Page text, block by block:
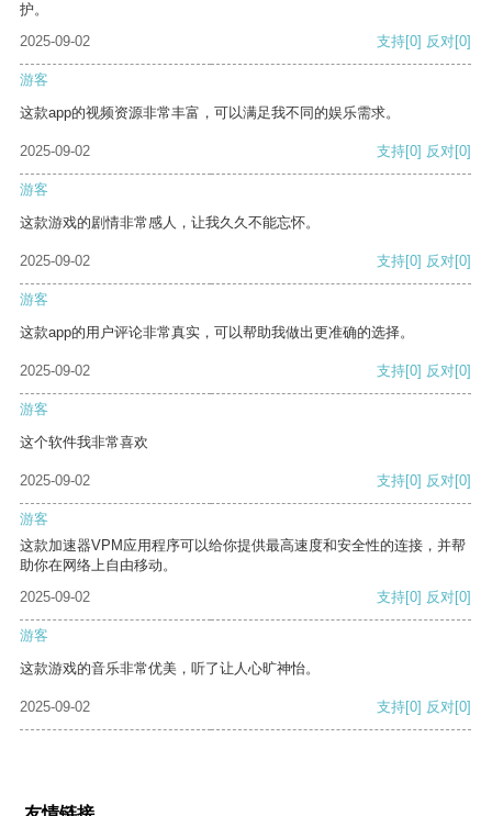
护。
2025-09-02
支持[0] 反对[0]
游客
这款app的视频资源非常丰富，可以满足我不同的娱乐需求。
2025-09-02 支持[0] 反对[0]
游客
这款游戏的剧情非常感人，让我久久不能忘怀。
2025-09-02 支持[0] 反对[0]
游客
这款app的用户评论非常真实，可以帮助我做出更准确的选择。
2025-09-02 支持[0] 反对[0]
游客
这个软件我非常喜欢
2025-09-02 支持[0] 反对[0]
游客
这款加速器VPM应用程序可以给你提供最高速度和安全性的连接，并帮
助你在网络上自由移动。
2025-09-02
支持[0] 反对[0]
游客
这款游戏的音乐非常优美，听了让人心旷神怡。
2025-09-02 支持[0] 反对[0]